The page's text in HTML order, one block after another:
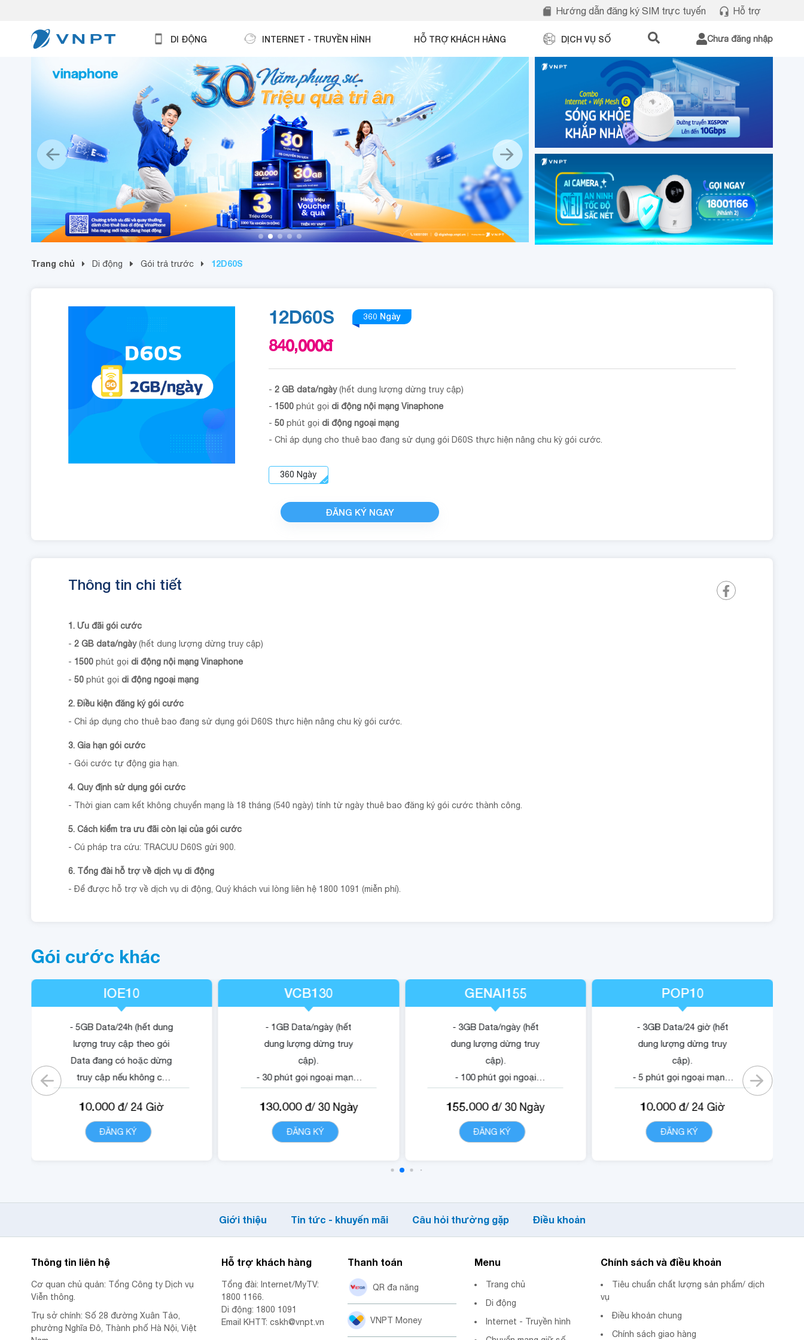
Hướng dẫn đăng ký SIM trực tuyến Hỗ trợ
DI ĐỘNG INTERNET - TRUYỀN HÌNH HỖ TRỢ KHÁCH HÀNG DỊCH VỤ SỐ Chưa đăng nhập
Trang chủ Di động Gói trả trước 12D60S
12D60S 360 Ngày
840,000đ
- 2 GB data/ngày(hết dung lượng dừng truy cập)
- 1500phút gọi di động nội mạng Vinaphone
- 50phút gọi di động ngoại mạng
- Chỉ áp dụng cho thuê bao đang sử dụng gói D60S thực hiện nâng chu kỳ gói cước.
360 Ngày
ĐĂNG KÝ NGAY
Thông tin chi tiết
1. Ưu đãi gói cước
- 2 GB data/ngày(hết dung lượng dừng truy cập)
- 1500 phút gọi di động nội mạng Vinaphone
- 50 phút gọi di động ngoại mạng
2. Điều kiện đăng ký gói cước
- Chỉ áp dụng cho thuê bao đang sử dụng gói D60S thực hiện nâng chu kỳ gói cước.
3. Gia hạn gói cước
- Gói cước tự động gia hạn.
4. Quy định sử dụng gói cước
- Thời gian cam kết không chuyển mạng là 18 tháng (540 ngày) tính từ ngày thuê bao đăng ký gói cước thành công.
5. Cách kiểm tra ưu đãi còn lại của gói cước
- Cú pháp tra cứu: TRACUU D60S gửi 900.
6. Tổng đài hỗ trợ về dịch vụ di động
- Để được hỗ trợ về dịch vụ di động, Quý khách vui lòng liên hệ 1800 1091 (miễn phí).
Gói cước khác
IOE10
- 5GB Data/24h (hết dung
lượng truy cập theo gói
Data đang có hoặc dừng
truy cập nếu không có
- 05 phút ngoại mạng .
- Không tính cước cuộc
gọi nội mạng di động
10.000đ/ 24 Giờ
ĐĂNG KÝ
VCB130
- 1GB Data/ngày (hết
dung lượng dừng truy
cập).
- 30 phút gọi ngoại mạng.
mạng VNP.
- Quyền lợi sử dụng nội
dung dịch vụ VNPT
130.000đ/ 30 Ngày
CHI TIẾT ĐĂNG KÝ
GENAI155
- 3GB Data/ngày (hết
dung lượng dừng truy
cập).
- 100 phút gọi ngoại
- 1500 phút gọi di động nội
mạng VinaPhone.
- Miễn phí data truy cập
155.000đ/ 30 Ngày
CHI TIẾT ĐĂNG KÝ
POP10
- 3GB Data/24 giờ (hết
dung lượng dừng truy
cập).
- 5 phút gọi ngoại mạng.
gọi nội mạng di động
VinaPhone dưới 20 phút
(tối đa 1440 phút).
10.000đ/ 24 Giờ
CHI TIẾT ĐĂNG KÝCHI TIẾT
Giới thiệu Tin tức - khuyến mãi Câu hỏi thường gặp Điều khoản
Thông tin liên hệ
Cơ quan chủ quản: Tổng Công ty Dịch vụ
Viễn thông.
Trụ sở chính: Số 28 đường Xuân Tảo,
phường Nghĩa Đô, Thành phố Hà Nội, Việt
Hỗ trợ khách hàng
Tổng đài: Internet/MyTV:
1800 1166.
Di động: 1800 1091
Email KHTT: cskh@vnpt.vn
Thanh toán
QR đa năng
VNPT Money
Menu
Trang chủ
Di động
Internet - Truyền hình
Chính sách và điều khoản
Tiêu chuẩn chất lượng sản phẩm/ dịch
vụ
Điều khoản chung
Chính sách giao hàng